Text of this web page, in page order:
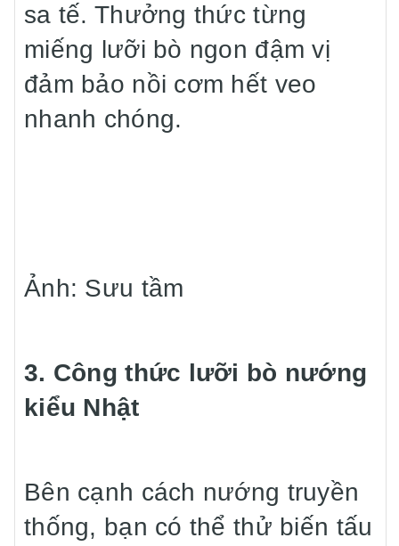
sa tế. Thưởng thức từng
miếng lưỡi bò ngon đậm vị
đảm bảo nồi cơm hết veo
nhanh chóng.
Ảnh: Sưu tầm
3. Công thức lưỡi bò nướng
kiểu Nhật
Bên cạnh cách nướng truyền
thống, bạn có thể thử biến tấu